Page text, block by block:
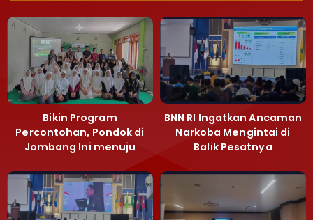
Bikin Program
Percontohan, Pondok di
Jombang Ini menuju
Mandiri Kelola Sampah
dan Ketahanan Pangan
BNN RI Ingatkan Ancaman
Narkoba Mengintai di
Balik Pesatnya
Majalengka